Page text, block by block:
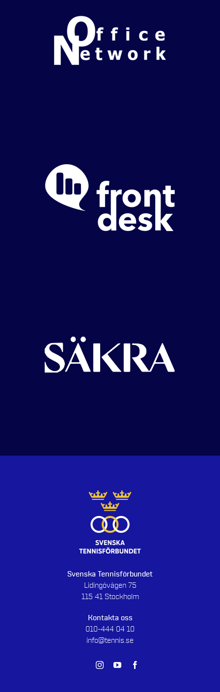
Svenska Tennisförbundet
Lidingövägen 75
115 41 Stockholm
Kontakta oss
010-444 04 10
info@tennis.se